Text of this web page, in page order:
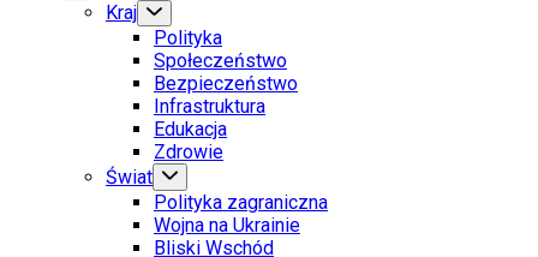
Kraj
Polityka
Społeczeństwo
Bezpieczeństwo
Infrastruktura
Edukacja
Zdrowie
Świat
Polityka zagraniczna
Wojna na Ukrainie
Bliski Wschód